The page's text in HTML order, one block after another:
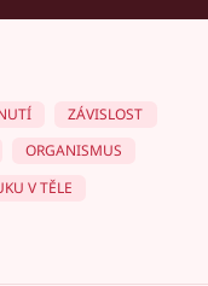
ZÁVISLOST
ORGANISMUS
V TĚLE